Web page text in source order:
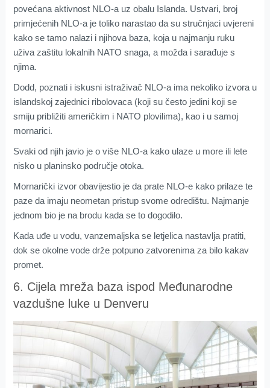
povećana aktivnost NLO-a uz obalu Islanda. Ustvari, broj
primjećenih NLO-a je toliko narastao da su stručnjaci uvjereni
kako se tamo nalazi i njihova baza, koja u najmanju ruku
uživa zaštitu lokalnih NATO snaga, a možda i sarađuje s
njima.
Dodd, poznati i iskusni istraživač NLO-a ima nekoliko izvora u
islandskoj zajednici ribolovaca (koji su često jedini koji se
smiju približiti američkim i NATO plovilima), kao i u samoj
mornarici.
Svaki od njih javio je o više NLO-a kako ulaze u more ili lete
nisko u planinsko područje otoka.
Mornarički izvor obavijestio je da prate NLO-e kako prilaze te
paze da imaju neometan pristup svome odredištu. Najmanje
jednom bio je na brodu kada se to dogodilo.
Kada uđe u vodu, vanzemaljska se letjelica nastavlja pratiti,
dok se okolne vode drže potpuno zatvorenima za bilo kakav
promet.
6. Cijela mreža baza ispod Međunarodne
vazdušne luke u Denveru